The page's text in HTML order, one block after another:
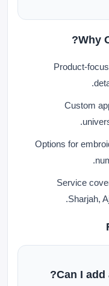
Why
Product-
Custom
Options for
Service
Sharjah,
Can I add